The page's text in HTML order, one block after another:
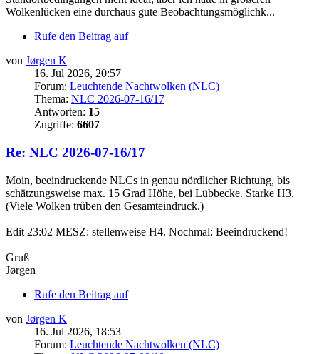
Wolkenlücken eine durchaus gute Beobachtungsmöglichk...
Rufe den Beitrag auf
von Jørgen K
16. Jul 2026, 20:57
Forum: Leuchtende Nachtwolken (NLC)
Thema: NLC 2026-07-16/17
Antworten: 15
Zugriffe: 6607
Re: NLC 2026-07-16/17
Moin, beeindruckende NLCs in genau nördlicher Richtung, bis
schätzungsweise max. 15 Grad Höhe, bei Lübbecke. Starke H3.
(Viele Wolken trüben den Gesamteindruck.)
Edit 23:02 MESZ: stellenweise H4. Nochmal: Beeindruckend!
Gruß
Jørgen
Rufe den Beitrag auf
von Jørgen K
16. Jul 2026, 18:53
Forum: Leuchtende Nachtwolken (NLC)